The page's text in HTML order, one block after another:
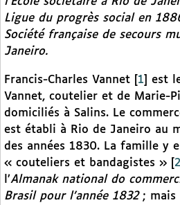
Ligue du progrès social en
Société française de secours
Janeiro.
Francis-Charles Vannet 1
est
Vannet, coutelier et de Marie-
domiciliés à Salins. Le
est établi à Rio de Janeiro au
des années 1830. La famille y
« couteliers et bandagistes »
2
l’Almanak national do
Brasil pour l’année 1832; mais